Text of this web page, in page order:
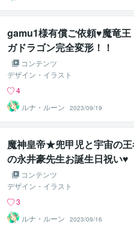
gamu1様有償ご依頼♥魔竜王
ガドラゴン完全変形！！
コンテンツ
デザイン・イラスト
4
ルナ・ルーン
2023/09/19
魔神皇帝★兜甲児と宇宙の
の永井豪先生お誕生日祝い♥
コンテンツ
デザイン・イラスト
3
ルナ・ルーン
2023/09/16